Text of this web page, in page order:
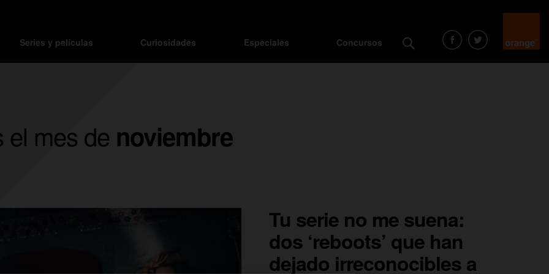
Series y películas Curiosidades Especiales Concursos
el mes de noviembre
Tu serie no me suena:
dos ‘reboots’ que han
dejado irreconocibles a